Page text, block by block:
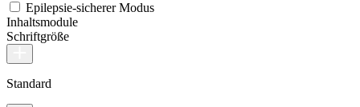
Epilepsie-sicherer Modus
Inhaltsmodule
Schriftgröße
Standard